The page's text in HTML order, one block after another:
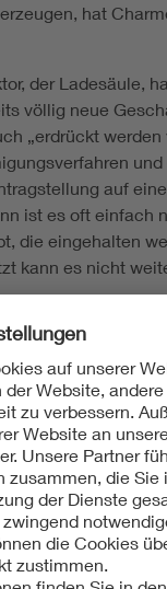
hat
der Ladesäule,
völlig neue
„erdrückt
und
auf
ist es oft einfach
die eingehalten
kann es nicht
mehr
zu finden
83 Millionen
beschleunigen“,
hochzukrempeln